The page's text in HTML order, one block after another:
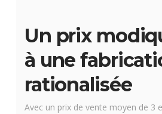
Un prix
à une
rationalisée
Avec un prix de vente moyen de 3